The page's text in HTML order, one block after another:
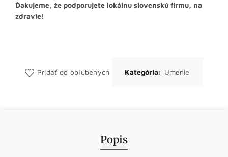
Ďakujeme, že podporujete lokálnu slovenskú firmu, na
zdravie!
Pridať do obľúbených Kategória: Umenie
Popis